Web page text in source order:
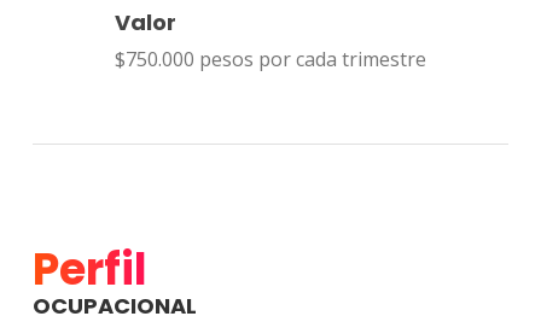
Valor
$750.000 pesos por cada trimestre
Perfil
OCUPACIONAL